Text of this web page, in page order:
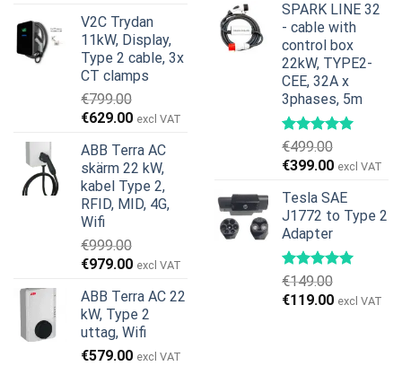
priset
var:
€599.00.
priset
är:
€379.00.
V2C Trydan
11kW, Display,
Type 2 cable, 3x
CT clamps
€799.00
Det
priset
var:
€799.00.
€629.00Det
priset
är:
€629.00.
excl VAT
ABB Terra AC
skärm 22 kW,
kabel Type 2,
RFID, MID, 4G,
Wifi
€999.00
Det
priset
var:
€999.00.
€979.00Det
priset
är:
€979.00.
excl VAT
ABB Terra AC 22
kW, Type 2
uttag, Wifi
€579.00 excl VAT
SPARK LINE 32
- cable with
control box
22kW, TYPE2-
CEE, 32A x
3phases, 5m
€499.00
Det
priset
var:
€499.00.
€399.00Det
priset
är:
excl VAT
Tesla SAE
J1772 to Type 2
Adapter
€149.00
Det
€119.00Det
excl VAT